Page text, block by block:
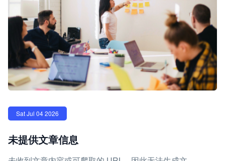
Sat Jul 04 2026
未提供文章信息